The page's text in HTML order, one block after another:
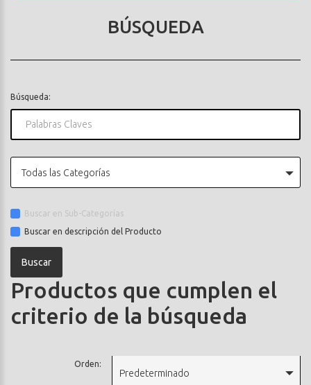
BÚSQUEDA
Búsqueda:
Todas las Categorías
Buscar en Sub-Categorías
Buscar en descripción del Producto
Productos que cumplen el
criterio de la búsqueda
Orden:
Predeterminado